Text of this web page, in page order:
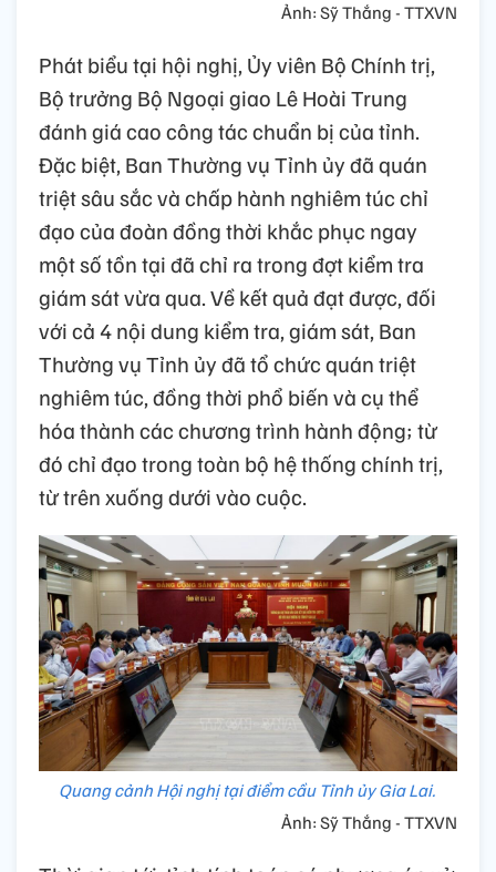
Ảnh: Sỹ Thắng - TTXVN
Phát biểu tại hội nghị, Ủy viên Bộ Chính trị,
Bộ trưởng Bộ Ngoại giao Lê Hoài Trung
đánh giá cao công tác chuẩn bị của tỉnh.
Đặc biệt, Ban Thường vụ Tỉnh ủy đã quán
triệt sâu sắc và chấp hành nghiêm túc chỉ
đạo của đoàn đồng thời khắc phục ngay
một số tồn tại đã chỉ ra trong đợt kiểm tra
giám sát vừa qua. Về kết quả đạt được, đối
với cả 4 nội dung kiểm tra, giám sát, Ban
Thường vụ Tỉnh ủy đã tổ chức quán triệt
nghiêm túc, đồng thời phổ biến và cụ thể
hóa thành các chương trình hành động; từ
đó chỉ đạo trong toàn bộ hệ thống chính trị,
từ trên xuống dưới vào cuộc.
Quang cảnh Hội nghị tại điểm cầu Tỉnh ủy Gia Lai.
Ảnh: Sỹ Thắng - TTXVN